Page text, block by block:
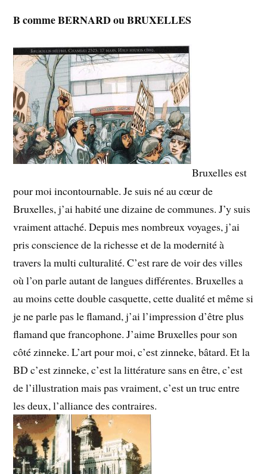
B comme BERNARD ou BRUXELLES
Bruxelles est
pour moi incontournable. Je suis né au cœur de
Bruxelles, j’ai habité une dizaine de communes. J’y suis
vraiment attaché. Depuis mes nombreux voyages, j’ai
pris conscience de la richesse et de la modernité à
travers la multi culturalité. C’est rare de voir des villes
où l’on parle autant de langues différentes. Bruxelles a
au moins cette double casquette, cette dualité et même si
je ne parle pas le flamand, j’ai l’impression d’être plus
flamand que francophone. J’aime Bruxelles pour son
côté zinneke. L’art pour moi, c’est zinneke, bâtard. Et la
BD c’est zinneke, c’est la littérature sans en être, c’est
de l’illustration mais pas vraiment, c’est un truc entre
les deux, l’alliance des contraires.